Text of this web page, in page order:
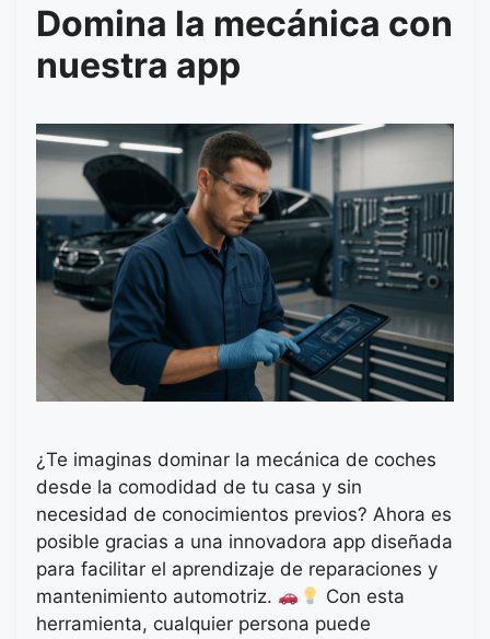
Domina la mecánica con
nuestra app
¿Te imaginas dominar la mecánica de coches
desde la comodidad de tu casa y sin
necesidad de conocimientos previos? Ahora es
posible gracias a una innovadora app diseñada
para facilitar el aprendizaje de reparaciones y
mantenimiento automotriz.
Con esta
herramienta, cualquier persona puede